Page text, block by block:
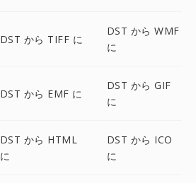
DST から TIFF に
DST から WMF
に
DST から EMF に
DST から GIF
に
DST から HTML
に
DST から ICO
に